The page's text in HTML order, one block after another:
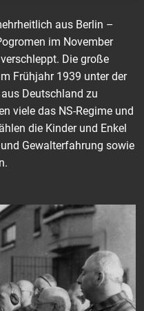
aus Berlin –
im November
Die große
Frühjahr 1939 unter der
Deutschland zu
viele das NS-Regime und
die Kinder und Enkel
Gewalterfahrung sowie